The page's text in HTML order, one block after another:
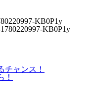
KB0P1y
チャンス！
！